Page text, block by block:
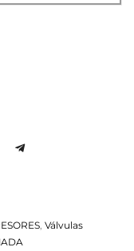
Válvulas